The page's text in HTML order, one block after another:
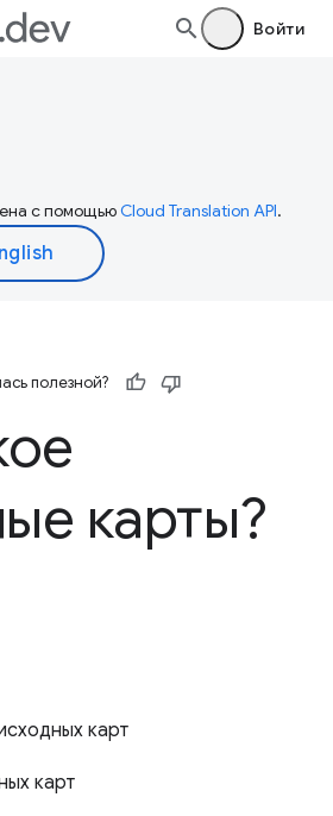
Войти
с помощьюCloud Translation API.
полезной?
карты?
карт
карт